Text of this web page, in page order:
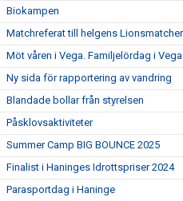
Biokampen
Matchreferat till helgens Lionsmatcher
Möt våren i Vega. Familjelördag i
Ny sida för rapportering av vandring
Blandade bollar från styrelsen
Påsklovsaktiviteter
Summer Camp BIG BOUNCE 2025
Finalist i Haninges Idrottspriser 2024
Parasportdag i Haninge